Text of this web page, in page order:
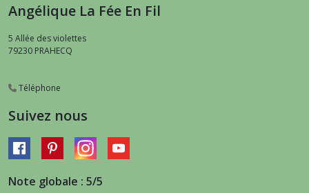
Angélique La Fée En Fil
5 Allée des violettes
79230 PRAHECQ
Téléphone
Suivez nous
Note globale : 5/5